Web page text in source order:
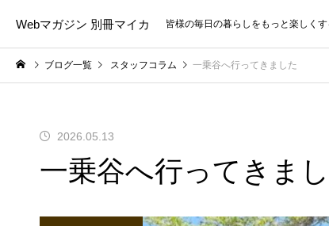
Webマガジン 別冊マイカ 皆様の毎日の暮らしをもっと楽しくす
ブログ一覧 スタッフコラム 一乗谷へ行ってきました
2026.05.13
一乗谷へ行ってきま